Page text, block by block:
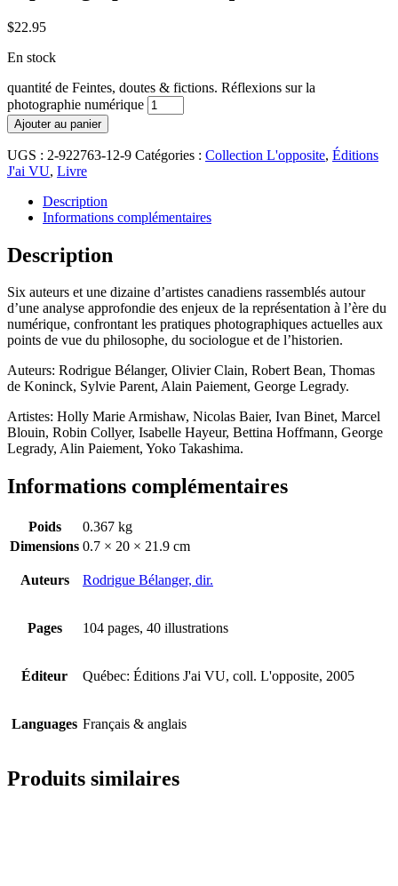
$22.95
En stock
quantité de Feintes, doutes & fictions. Réflexions sur la
photographie numérique
Ajouter au panier
UGS : 2-922763-12-9 Catégories : Collection L'opposite, Éditions
J'ai VU, Livre
Description
Informations complémentaires
Description
Six auteurs et une dizaine d’artistes canadiens rassemblés autour
d’une analyse approfondie des enjeux de la représentation à l’ère du
numérique, confrontant les pratiques photographiques actuelles aux
points de vue du philosophe, du sociologue et de l’historien.
Auteurs: Rodrigue Bélanger, Olivier Clain, Robert Bean, Thomas
de Koninck, Sylvie Parent, Alain Paiement, George Legrady.
Artistes: Holly Marie Armishaw, Nicolas Baier, Ivan Binet, Marcel
Blouin, Robin Collyer, Isabelle Hayeur, Bettina Hoffmann, George
Legrady, Alin Paiement, Yoko Takashima.
Informations complémentaires
Poids
0.367 kg
Dimensions 0.7 × 20 × 21.9 cm
Auteurs Rodrigue Bélanger, dir.
Pages 104 pages, 40 illustrations
Éditeur Québec: Éditions J'ai VU, coll. L'opposite, 2005
Languages Français & anglais
Produits similaires